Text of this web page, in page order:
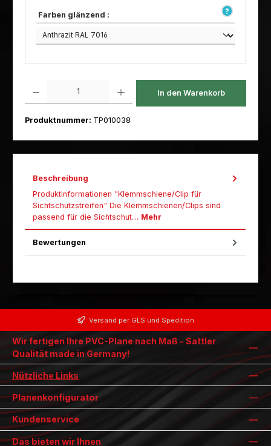
Farben glänzend :
In den Warenkorb
Produktnummer: TP010038
Beschreibung
Produktinformationen "Klemmschiene/Clip für
Sichtschutzstreifen" Die Klemmschienen/Clips sind
passend für die Sichtschut… Mehr
Bewertungen
Versand per GLS und Spedition
Wir fertigen Ihre PVC-Plane nach Maß - Sattler
Qualität made in Germany!
Nützliche Links
Planenkonfigurator
Kundenservice
Das bieten wir Ihnen